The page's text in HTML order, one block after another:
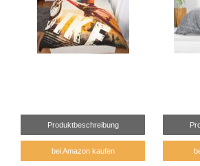
Produktbeschreibung
bei Amazon kaufen